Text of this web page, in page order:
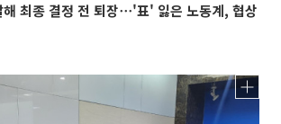
해 최종 결정 전 퇴장⋯'표' 잃은 노동계, 협상